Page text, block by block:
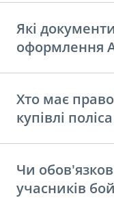
Які
оформлення
Хто має
купівлі
Чи
учасників